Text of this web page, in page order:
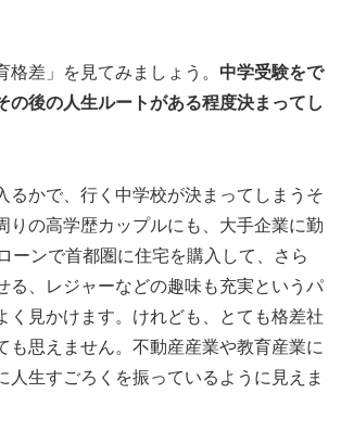
格差」を見てみましょう。 中学受験をで
の後の人生ルートがある程度決まってし
るかで、行く中学校が決まってしまうそ
りの高学歴カップルにも、大手企業に勤
ーンで首都圏に住宅を購入して、さら
る、レジャーなどの趣味も充実というパ
く見かけます。けれども、とても格差社
も思えません。不動産産業や教育産業に
人生すごろくを振っているように見えま